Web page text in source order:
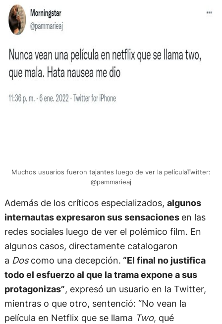
Muchos usuarios fueron tajantes luego de ver la películaTwitter:
@pammarieaj
Además de los críticos especializados, algunos
internautas expresaron sus sensaciones en las
redes sociales luego de ver el polémico film. En
algunos casos, directamente catalogaron
a Doscomo una decepción. “El final no justifica
todo el esfuerzo al que la trama expone a sus
protagonizas”, expresó un usuario en la Twitter,
mientras o que otro, sentenció: “No vean la
película en Netflix que se llama Two, qué